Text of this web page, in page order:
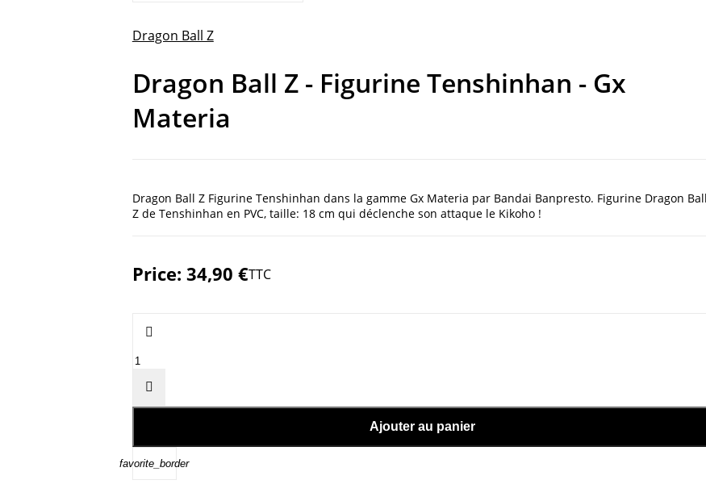
Dragon Ball Z
Dragon Ball Z - Figurine Tenshinhan - Gx
Materia
Dragon Ball Z Figurine Tenshinhan dans la gamme Gx Materia par Bandai Banpresto. Figurine Dragon
Z de Tenshinhan en PVC, taille: 18 cm qui déclenche son attaque le Kikoho !
Price: 34,90 €TTC


Ajouter au panier
favorite_border